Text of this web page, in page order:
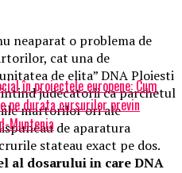
neaparat o problema de
cat una de
de elita” DNA Ploiesti
judecatorii ca parchetul
martorilor ori ale
de aparatura
stateau exact pe dos.
al dosarului in care DNA
în proiectele europene: Cum
pe durata cursurilor previn
Muntenia